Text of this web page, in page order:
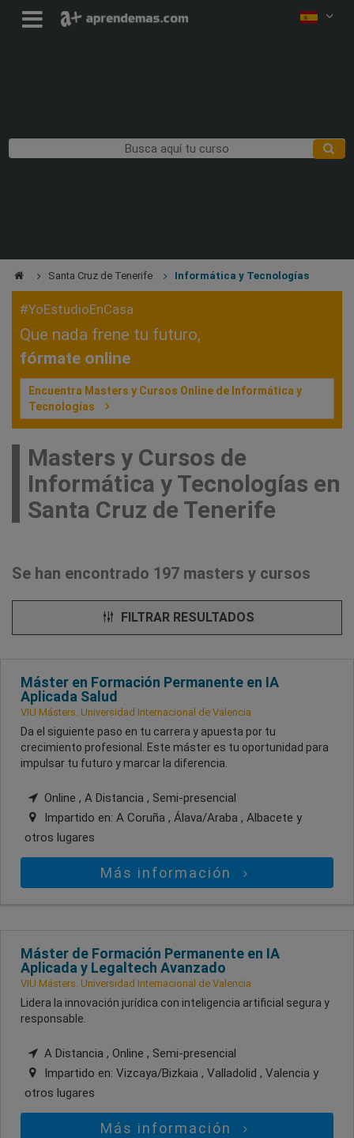
Santa Cruz de Tenerife Informática y Tecnologías
#YoEstudioEnCasa
Que nada frene tu futuro,
fórmate online
Encuentra Masters y Cursos Online de Informática y
Tecnologías
Masters y Cursos de
Informática y Tecnologías en
Santa Cruz de Tenerife
Se han encontrado 197 masters y cursos
FILTRAR RESULTADOS
Máster en Formación Permanente en IA
Aplicada Salud
VIU Másters. Universidad Internacional de Valencia
Da el siguiente paso en tu carrera y apuesta por tu
crecimiento profesional. Este máster es tu oportunidad para
impulsar tu futuro y marcar la diferencia.
Online , A Distancia , Semi-presencial
Impartido en: A Coruña , Álava/Araba , Albacete y
otros lugares
Más información
Máster de Formación Permanente en IA
Aplicada y Legaltech Avanzado
VIU Másters. Universidad Internacional de Valencia
Lidera la innovación jurídica con inteligencia artificial segura y
responsable.
A Distancia , Online , Semi-presencial
Impartido en: Vizcaya/Bizkaia , Valladolid , Valencia y
otros lugares
Más información